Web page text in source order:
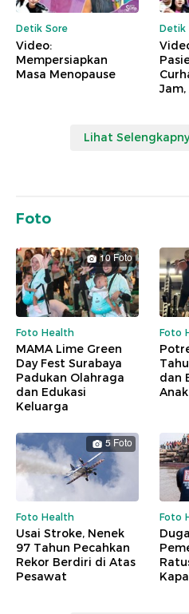
Detik Sore
Video:
Mempersiapkan
Masa Menopause
Detik
Lihat
Foto
10 Foto
Foto Health
MAMA Lime Green
Day Fest Surabaya
Padukan Olahraga
dan Edukasi
Keluarga
Foto
dan
5 Foto
Foto Health
Usai Stroke, Nenek
97 Tahun Pecahkan
Rekor Berdiri di Atas
Pesawat
Foto